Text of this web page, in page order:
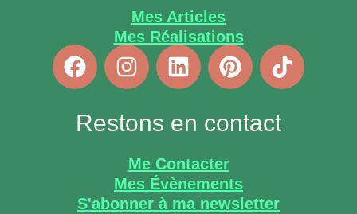
Mes Articles
Mes Réalisations
Restons en contact
Me Contacter
Mes Évènements
S'abonner à ma newsletter